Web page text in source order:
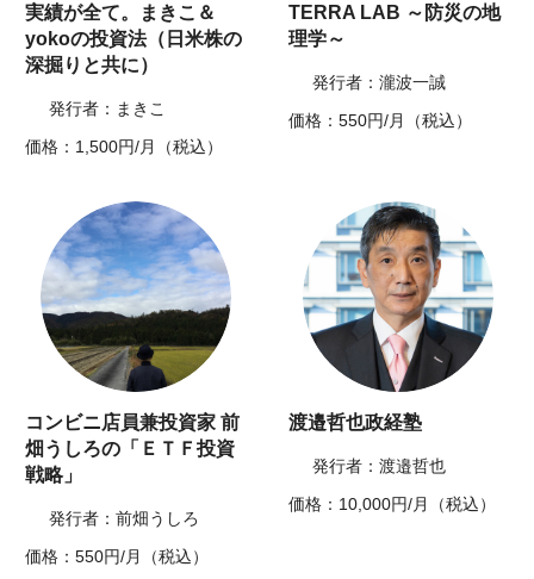
実績が全て。まきこ＆
yokoの投資法（日米株の
深掘りと共に）
発行者：まきこ
価格：1,500円/月（税込）
TERRA LAB ～防災の地
理学～
発行者：瀧波一誠
価格：550円/月（税込）
コンビニ店員兼投資家 前
畑うしろの「ＥＴＦ投資
戦略」
発行者：前畑うしろ
価格：550円/月（税込）
渡邉哲也政経塾
発行者：渡邉哲也
価格：10,000円/月（税込）